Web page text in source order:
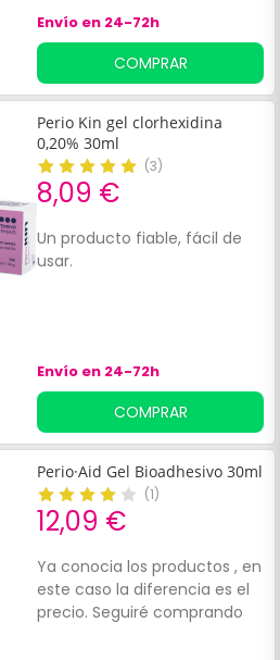
complejo antimicrobiano
vegetal, Extracto de
Caléndula, Centaura y Cola
de caballo.
Envío en 24-72h
COMPRAR
Perio Kin gel clorhexidina
0,20% 30ml
(3)
8,09 €
Un producto fiable, fácil de
usar.
Envío en 24-72h
COMPRAR
Perio·Aid Gel Bioadhesivo 30ml
(1)
12,09 €
Ya conocia los productos , en
este caso la diferencia es el
precio. Seguiré comprando